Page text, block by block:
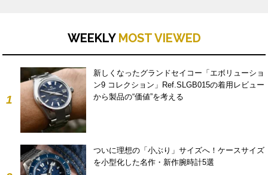
WEEKLY MOST VIEWED
1
新しくなったグランドセイコー「エボリューショ
ン9 コレクション」Ref.SLGB015の着用レビュー
から製品の“価値”を考える
ついに理想の「小ぶり」サイズへ！ケースサイズ
を小型化した名作・新作腕時計5選